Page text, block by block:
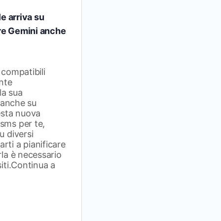
arriva su
Gemini anche
sua
su
nuova
per te,
diversi
a pianificare
è necessario
a